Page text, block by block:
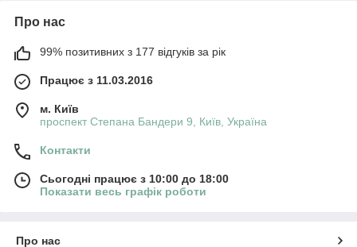
Про нас
99% позитивних з 177 відгуків за рік
Працює з 11.03.2016
м. Київ
проспект Степана Бандери 9, Київ, Україна
Контакти
Сьогодні працює з 10:00 до 18:00
Показати весь графік роботи
Про нас